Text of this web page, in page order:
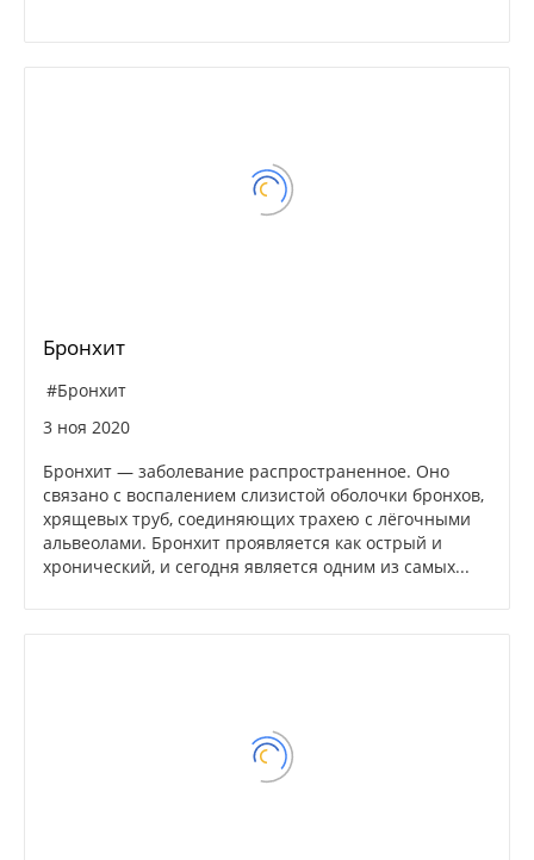
Бронхит
#Бронхит
3 ноя 2020
Бронхит — заболевание распространенное. Оно
связано с воспалением слизистой оболочки бронхов,
хрящевых труб, соединяющих трахею с лёгочными
альвеолами. Бронхит проявляется как острый и
хронический, и сегодня является одним из самых...